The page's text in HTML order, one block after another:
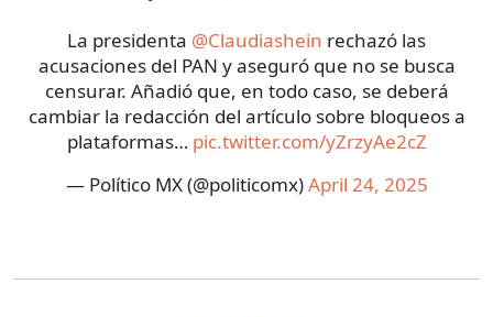
La presidenta @Claudiashein rechazó las
acusaciones del PAN y aseguró que no se busca
censurar. Añadió que, en todo caso, se deberá
cambiar la redacción del artículo sobre bloqueos a
plataformas… pic.twitter.com/yZrzyAe2cZ
— Político MX (@politicomx)April 24, 2025